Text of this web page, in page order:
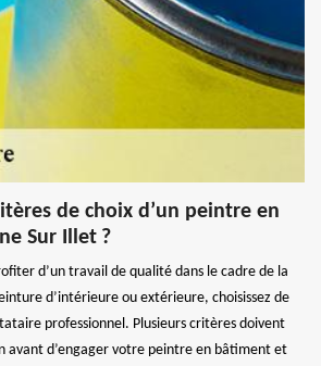
de choix d’un peintre en
Sur Illet ?
d’un travail de qualité dans le cadre de la
d’intérieure ou extérieure, choisissez de
professionnel. Plusieurs critères doivent
avant d’engager votre peintre en bâtiment et